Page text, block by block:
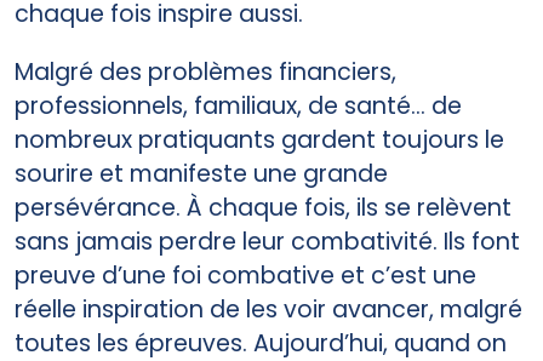
chaque fois inspire aussi.
Malgré des problèmes financiers,
professionnels, familiaux, de santé... de
nombreux pratiquants gardent toujours le
sourire et manifeste une grande
persévérance. À chaque fois, ils se relèvent
sans jamais perdre leur combativité. Ils font
preuve d’une foi combative et c’est une
réelle inspiration de les voir avancer, malgré
toutes les épreuves. Aujourd’hui, quand on